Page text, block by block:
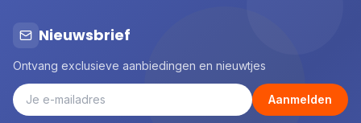
Nieuwsbrief
Ontvang exclusieve aanbiedingen en nieuwtjes
Aanmelden